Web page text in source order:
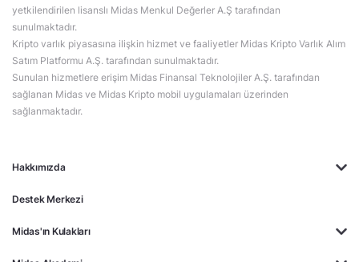
Hakkımızda
Destek Merkezi
Midas'ın Kulakları
yetkilendirilen lisanslı Midas Menkul Değerler A.Ş tarafından
sunulmaktadır.
Kripto varlık piyasasına ilişkin hizmet ve faaliyetler Midas Kripto Varlık Alım
Satım Platformu A.Ş. tarafından sunulmaktadır.
Sunulan hizmetlere erişim Midas Finansal Teknolojiler A.Ş. tarafından
sağlanan Midas ve Midas Kripto mobil uygulamaları üzerinden
sağlanmaktadır.